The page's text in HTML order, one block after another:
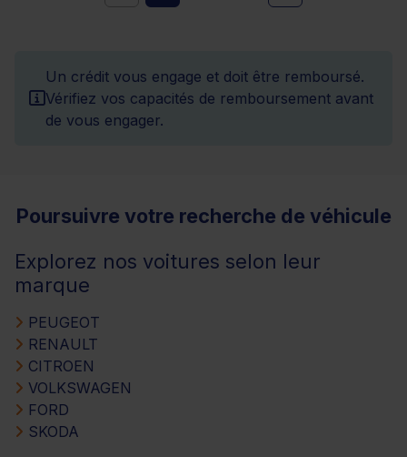
Un crédit vous engage et doit être remboursé.
Vérifiez vos capacités de remboursement avant
de vous engager.
Poursuivre votre recherche de véhicule
Explorez nos voitures selon leur
marque
PEUGEOT
RENAULT
CITROEN
VOLKSWAGEN
FORD
SKODA